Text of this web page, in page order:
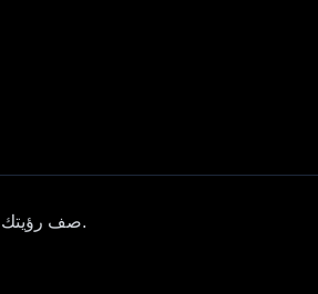
، صف رؤيتك بوضوح ودقة.